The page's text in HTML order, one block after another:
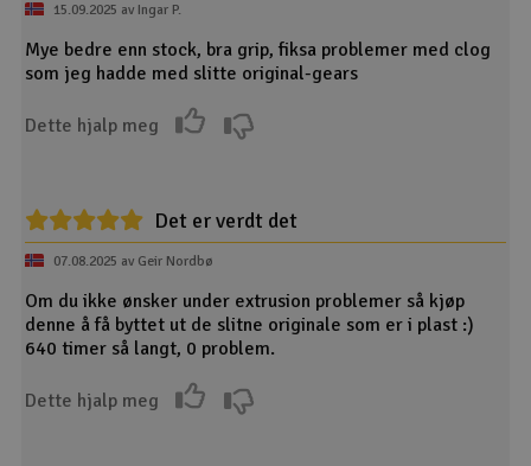
15.09.2025 av Ingar P.
Mye bedre enn stock, bra grip, fiksa problemer med clog
som jeg hadde med slitte original-gears
Dette hjalp meg
Det er verdt det
07.08.2025 av Geir Nordbø
Om du ikke ønsker under extrusion problemer så kjøp
denne å få byttet ut de slitne originale som er i plast :)
640 timer så langt, 0 problem.
Dette hjalp meg